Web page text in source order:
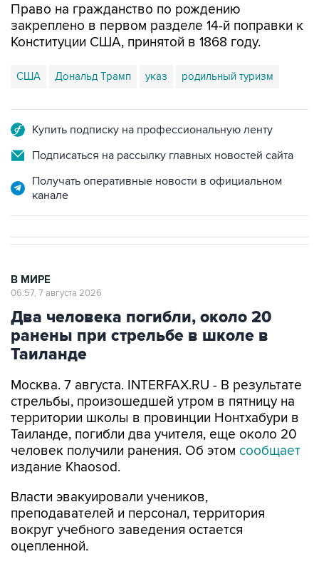
Право на гражданство по рождению
закреплено в первом разделе 14-й поправки к
Конституции США, принятой в 1868 году.
США Дональд Трамп указ родильный туризм
Купить подписку на профессиональную ленту
Подписаться на рассылку главных новостей сайта
Получать оперативные новости в официальном
канале
В МИРЕ
06:57, 7 августа 2026
Два человека погибли, около 20
ранены при стрельбе в школе в
Таиланде
Москва. 7 августа. INTERFAX.RU - В результате
стрельбы, произошедшей утром в пятницу на
территории школы в провинции Нонтхабури в
Таиланде, погибли два учителя, еще около 20
человек получили ранения. Об этом сообщает
издание Khaosod.
Власти эвакуировали учеников,
преподавателей и персонал, территория
вокруг учебного заведения остается
оцепленной.